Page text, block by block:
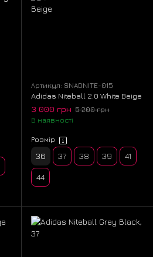
Артикул: SNADNITE-015
Adidas Niteball 2.0 White Beige
3 000 грн 5 200 грн
В наявності
Розмір
36 37 38 39 41
44